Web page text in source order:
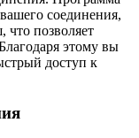
соединения,
позволяет
этому вы
доступ к